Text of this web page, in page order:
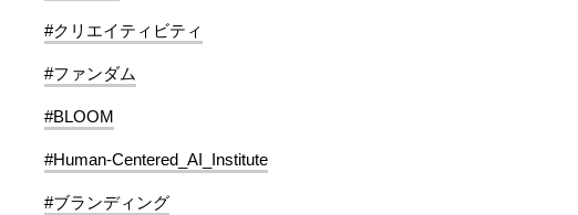
#クリエイティビティ
#ファンダム
#BLOOM
#Human-Centered_AI_Institute
#ブランディング